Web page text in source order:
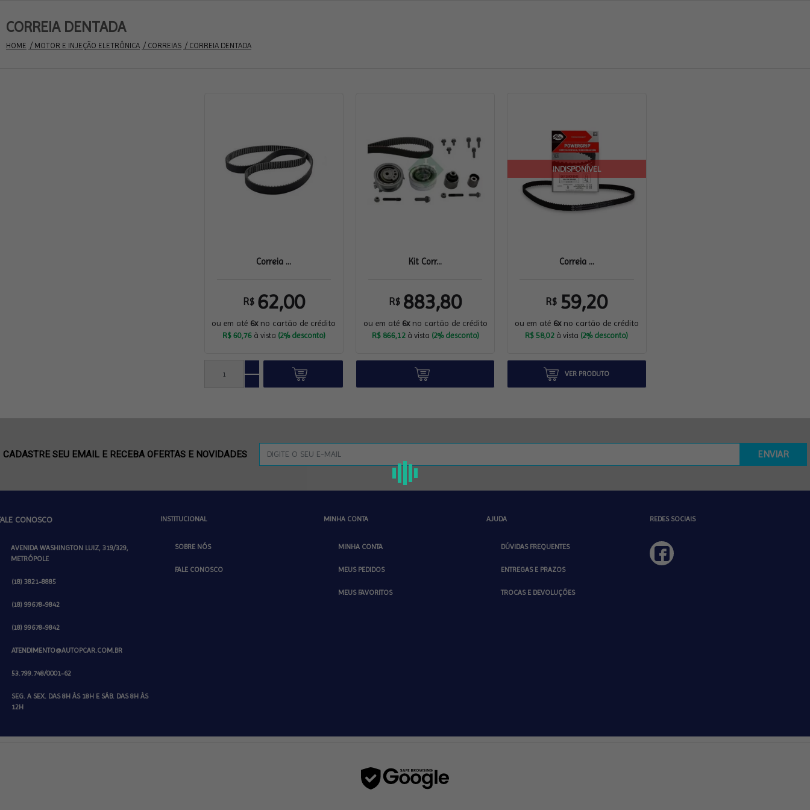
CORREIA DENTADA
HOME / MOTOR E INJEÇÃO ELETRÔNICA / CORREIAS / CORREIA DENTADA
Correia ...
R$ 62,00
ou em até 6xno cartão de crédito
R$ 60,76à vista (2% desconto)
Kit Corr...
R$ 883,80
ou em até 6xno cartão de crédito
R$ 866,12à vista (2% desconto)
INDISPONÍVEL
Correia ...
R$ 59,20
ou em até 6xno cartão de crédito
R$ 58,02 à vista (2% desconto)
VER PRODUTO
CADASTRE SEU EMAIL E RECEBA OFERTAS E NOVIDADES ENVIAR
CONOSCO
AVENIDA WASHINGTON LUIZ, 319/329,
METRÓPOLE
(18) 3821-8885
(18) 99678-9842
(18) 99678-9842
ATENDIMENTO@AUTOPCAR.COM.BR
53.799.748/0001-62
SEG. A SEX. DAS 8H ÀS 18H E SÁB. DAS 8H ÀS
12H
INSTITUCIONAL
SOBRE NÓS
FALE CONOSCO
MINHA CONTA
MINHA CONTA
MEUS PEDIDOS
MEUS FAVORITOS
AJUDA
DÚVIDAS FREQUENTES
ENTREGAS E PRAZOS
TROCAS E DEVOLUÇÕES
REDES SOCIAIS